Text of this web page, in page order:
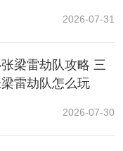
，大家可以参考
的是樱花岛的帕
概等级都在50级以
见咯。
2026-07-31
梁雷劫队攻略 三
雷劫队怎么玩
2026-07-30